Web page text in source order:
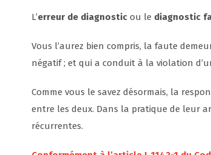
L’erreur de diagnostic ou le diagnostic
Vous l’aurez bien compris, la faute
négatif ; et qui a conduit à la violation
Comme vous le savez désormais, la
entre les deux. Dans la pratique de leur
récurrentes.